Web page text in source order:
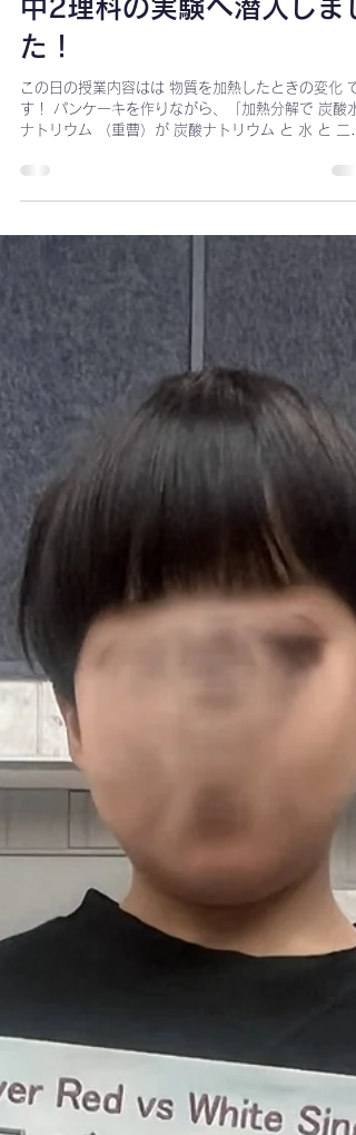
楽しみながら参加できた、日本語で人前で歌うとい
貴重な体験ができて良かった、来年も参加したいと
う声が寄せられました。 また、窓口役となりこの活
た！
中2理科の実験へ潜入しま
た！
この日の授業内容はは 物質を加熱したときの変化 で
す！ パンケーキを作りながら、「加熱分解で 炭酸
ナトリウム （重曹）が 炭酸ナトリウム と 水 と 二
た。 「パンケーキの生地がプツプツとなってきたの
事務の間では、「私たちの時にはどら焼きではなか
き」を実験で作った方もいらっしゃるのでは？ 生地
ダマは気にせず、混ぜすぎない方が良いそうです！
んな慣れた手つきでパンケーキを焼いていきます！
ツプツと二酸化炭素が出てきて、パンケーキミック
に含まれている重曹が加熱分解されています。 上手
ひっくり返すことができました！ キッチンの中にと
ても美味しそうなにおいが漂います。 実験の後はお
しそうに焼きあがったパンケーキの試食です！ みん
それぞれメープルシロップなどのトッピングを持参
ました。 時間はお昼の12時過ぎ！朝から頑張ってい
るみんなはちょうど